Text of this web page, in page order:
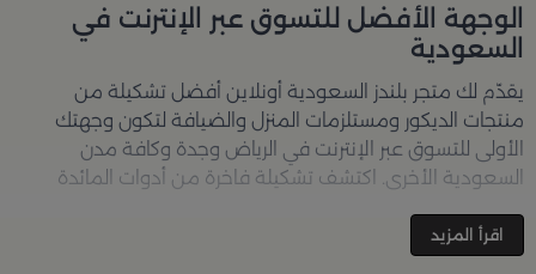
الوجهة الأفضل للتسوق عبر الإنترنت في
السعودية
يقدّم لك متجر بلندز السعودية أونلاين أفضل تشكيلة من
منتجات الديكور ومستلزمات المنزل والضيافة لتكون وجهتك
الأولى للتسوق عبر الإنترنت في الرياض وجدة وكافة مدن
السعودية الأخرى. اكتشف تشكيلة فاخرة من أدوات المائدة
جمالية على كل زاوية في منزلك – كل ذلك وأكثر في مكان واحد.
تصفّحي الآن عبر الرابط:
اقرأ المزيد